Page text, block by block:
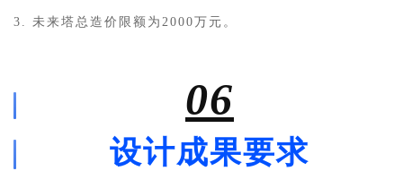
市
3. 未来塔总造价限额为2000万元。
06
设计成果要求